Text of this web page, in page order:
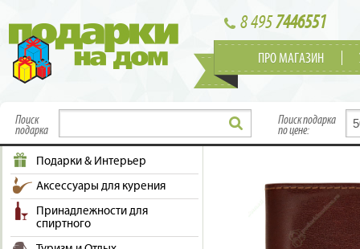
8 4957446551
ПРО МАГАЗИН
Поиск
подарка
Поиск подарка
по цене:
Подарки & Интерьер
Аксессуары для курения
Принадлежности для
спиртного